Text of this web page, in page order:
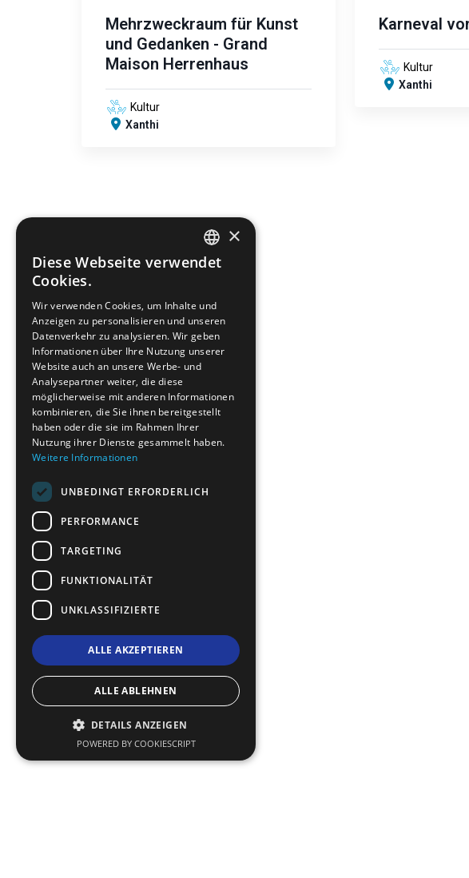
Mehrzweckraum für Kunst
und Gedanken - Grand
Maison Herrenhaus
Kultur
Xanthi
Karneval
Kultur
Xanthi
ENGLISH
FRENCH
BULGARIAN
ROMANIAN
TURKISH
×
Diese Webseite verwendet
Cookies.
Wir verwenden Cookies, um Inhalte und
Anzeigen zu personalisieren und unseren
Datenverkehr zu analysieren. Wir geben
Informationen über Ihre Nutzung unserer
Website auch an unsere Werbe- und
Analysepartner weiter, die diese
möglicherweise mit anderen Informationen
kombinieren, die Sie ihnen bereitgestellt
haben oder die sie im Rahmen Ihrer
Nutzung ihrer Dienste gesammelt haben.
Weitere Informationen
UNBEDINGT ERFORDERLICH
PERFORMANCE
TARGETING
FUNKTIONALITÄT
UNKLASSIFIZIERTE
ALLE AKZEPTIEREN
ALLE ABLEHNEN
DETAILS ANZEIGEN
POWERED BY COOKIESCRIPT